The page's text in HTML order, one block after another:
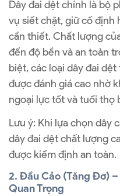
Dây đai dệt chính là bộ
vụ siết chặt, giữ cố định
cần thiết. Chất lượng
đến độ bền và an toàn
biệt, các loại dây đai
được đánh giá cao nhờ
ngoại lực tốt và tuổi thọ
Lưu ý: Khi lựa chọn dây
dây đai dệt chất lượng
được kiểm định an toàn.
2. Đầu Cảo (Tăng Đơ)
Quan Trọng